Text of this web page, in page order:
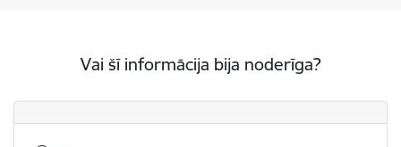
Vai šī informācija bija noderīga?
Vai šī informācija bija noderīga?